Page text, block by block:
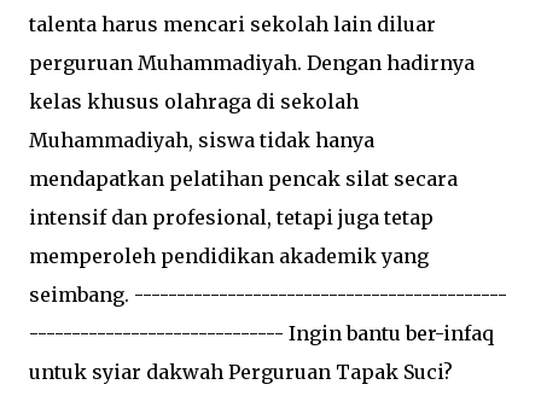
talenta harus mencari sekolah lain diluar
perguruan Muhammadiyah. Dengan hadirnya
kelas khusus olahraga di sekolah
Muhammadiyah, siswa tidak hanya
mendapatkan pelatihan pencak silat secara
intensif dan profesional, tetapi juga tetap
memperoleh pendidikan akademik yang
seimbang. --------------------------------------------
------------------------------ Ingin bantu ber-infaq
untuk syiar dakwah Perguruan Tapak Suci?